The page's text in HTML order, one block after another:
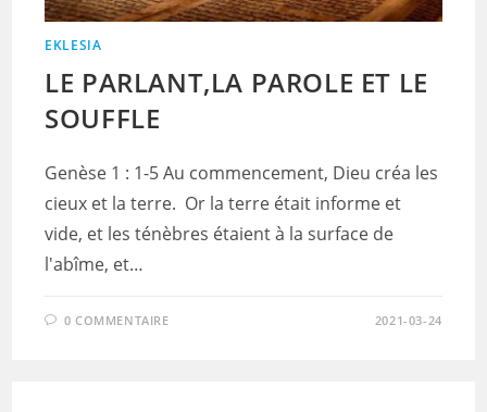
EKLESIA
LE PARLANT,LA PAROLE ET LE
SOUFFLE
Genèse 1 : 1-5 Au commencement, Dieu créa les
cieux et la terre. Or la terre était informe et
vide, et les ténèbres étaient à la surface de
l'abîme, et…
0 COMMENTAIRE 2021-03-24